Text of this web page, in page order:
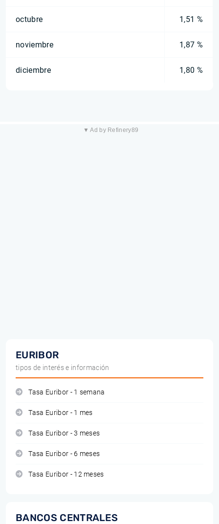
octubre 1,51 %
noviembre 1,87 %
diciembre 1,80 %
▼ Ad by Refinery89
EURIBOR
tipos de interés e información
Tasa Euribor - 1 semana
Tasa Euribor - 1 mes
Tasa Euribor - 3 meses
Tasa Euribor - 6 meses
Tasa Euribor - 12 meses
BANCOS CENTRALES